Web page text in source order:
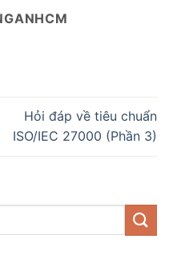
Hỏi đáp về tiêu chuẩn
ISO/IEC 27000 (Phần 3)